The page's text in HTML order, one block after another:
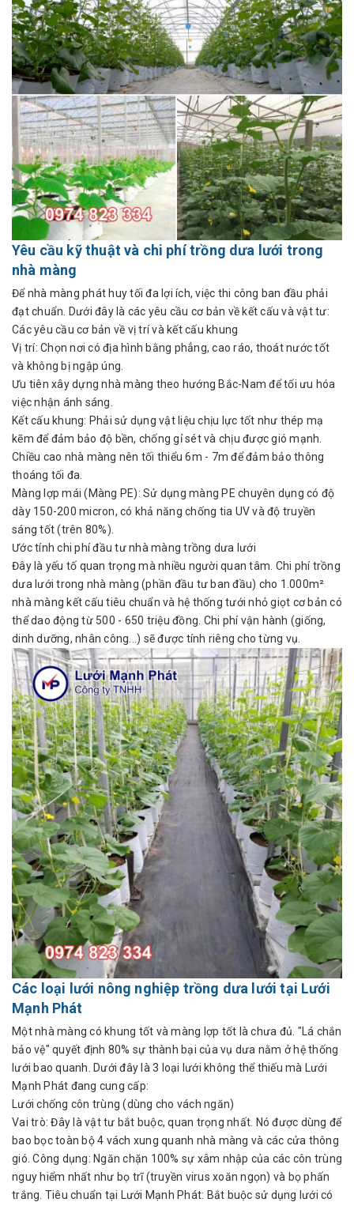
Yêu cầu kỹ thuật và chi phí trồng dưa lưới trong
nhà màng
Để nhà màng phát huy tối đa lợi ích, việc thi công ban đầu phải
đạt chuẩn. Dưới đây là các yêu cầu cơ bản về kết cấu và vật tư:
Các yêu cầu cơ bản về vị trí và kết cấu khung
Vị trí: Chọn nơi có địa hình bằng phẳng, cao ráo, thoát nước tốt
và không bị ngập úng.
Ưu tiên xây dựng nhà màng theo hướng Bắc-Nam để tối ưu hóa
việc nhận ánh sáng.
Kết cấu khung: Phải sử dụng vật liệu chịu lực tốt như thép mạ
kẽm để đảm bảo độ bền, chống gỉ sét và chịu được gió mạnh.
Chiều cao nhà màng nên tối thiểu 6m - 7m để đảm bảo thông
thoáng tối đa.
Màng lợp mái (Màng PE): Sử dụng màng PE chuyên dụng có độ
dày 150-200 micron, có khả năng chống tia UV và độ truyền
sáng tốt (trên 80%).
Ước tính chi phí đầu tư nhà màng trồng dưa lưới
Đây là yếu tố quan trọng mà nhiều người quan tâm. Chi phí trồng
dưa lưới trong nhà màng (phần đầu tư ban đầu) cho 1.000m²
nhà màng kết cấu tiêu chuẩn và hệ thống tưới nhỏ giọt cơ bản có
thể dao động từ 500 - 650 triệu đồng. Chi phí vận hành (giống,
dinh dưỡng, nhân công...) sẽ được tính riêng cho từng vụ.
Các loại lưới nông nghiệp trồng dưa lưới tại Lưới
Mạnh Phát
Một nhà màng có khung tốt và màng lợp tốt là chưa đủ. "Lá chắn
bảo vệ" quyết định 80% sự thành bại của vụ dưa nằm ở hệ thống
lưới bao quanh. Dưới đây là 3 loại lưới không thể thiếu mà Lưới
Mạnh Phát đang cung cấp:
Lưới chống côn trùng (dùng cho vách ngăn)
Vai trò: Đây là vật tư bắt buộc, quan trọng nhất. Nó được dùng để
bao bọc toàn bộ 4 vách xung quanh nhà màng và các cửa thông
gió. Công dụng: Ngăn chặn 100% sự xâm nhập của các côn trùng
nguy hiểm nhất như bọ trĩ (truyền virus xoăn ngọn) và bọ phấn
trắng. Tiêu chuẩn tại Lưới Mạnh Phát: Bắt buộc sử dụng lưới có